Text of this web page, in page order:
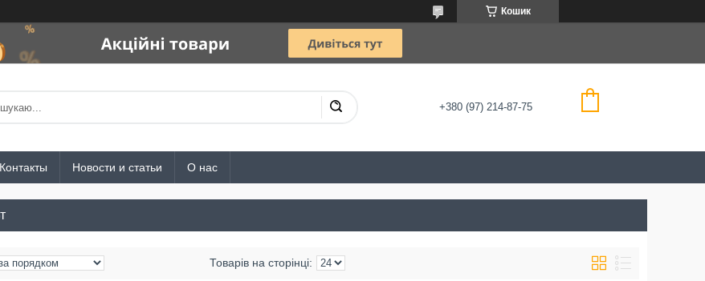
Кошик
+380 (97) 214-87-75
Контакты Новости и статьи О нас